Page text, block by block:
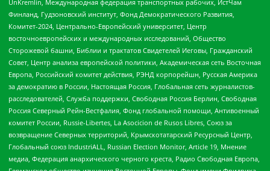
UnKremlin, Международная федерация транспортных рабочих, ИстЧам
Финланд, Гудзоновский институт, Фонд Демократического Развития,
Комитет-2024, Центрально-Европейский университет, Центр
восточноевропейских и международных исследований, Общество
Сторожевой башни, Библии и трактатов Свидетелей Иеговы, Гражданский
Совет, Центр анализа европейской политики, Академическая сеть Восточная
Европа, Российский комитет действия, РЭНД корпорейшн, Русская Америка
за демократию в России, Настоящая Россия, Глобальная сеть журналистов-
расследователей, Служба поддержки, Свободная Россия Берлин, Свободная
Россия Северный Рейн-Вестфалия, Фонд глобальной помощи, Антивоенный
комитет России, Russie-Libertes, La Asocicion de Rusos Libres, Союз за
возвращение Северных территорий, Крымскотатарский Ресурсный Центр,
Глобальный союз IndustriALL, Russian Election Monitor, Article 19, Мнение
медиа, Федерация анархического черного креста, Радио Свободная Европа,